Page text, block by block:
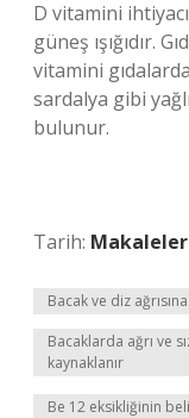
D vitamini
güneş ışığıdır.
vitamini
sardalya gibi
bulunur.
Tarih: Makaleler
Bacak ve diz
Bacaklarda ağrı ve
kaynaklanır
Be 12 eksikliğinin